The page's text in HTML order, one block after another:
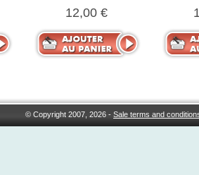
12,00 €
© Copyright 2007, 2026 -Sale terms and